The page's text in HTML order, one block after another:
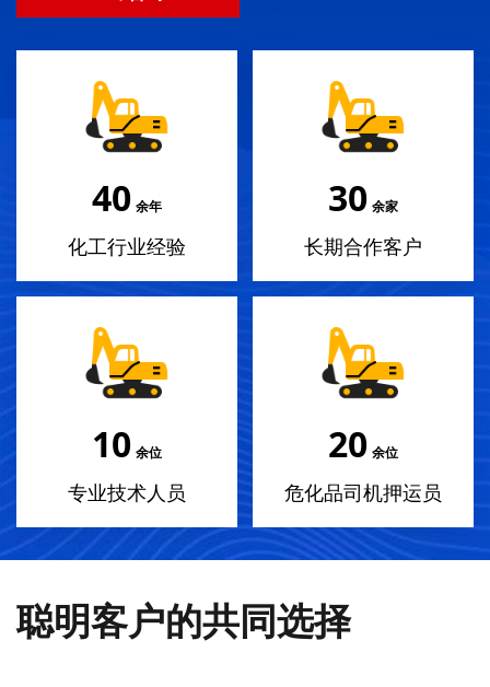
40 余年
化工行业经验
30 余家
长期合作客户
10 余位
专业技术人员
20 余位
危化品司机押运员
聪明客户的共同选择